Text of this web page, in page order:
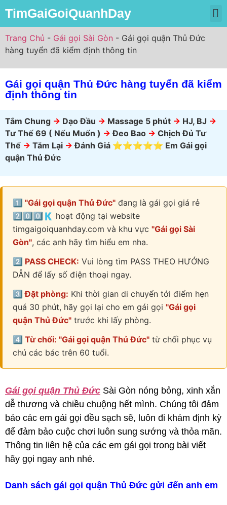
TimGaiGoiQuanhDay
Trang Chủ - Gái gọi Sài Gòn - Gái gọi quận Thủ Đức
hàng tuyển đã kiểm định thông tin
Gái gọi quận Thủ Đức hàng tuyển đã kiểm
định thông tin
Tắm Chung -> Dạo Đầu -> Massage 5 phút -> HJ, BJ ->
Tư Thế 69 ( Nếu Muốn ) -> Đeo Bao -> Chịch Đủ Tư
Thế -> Tắm Lại -> Đánh Giá ⭐⭐⭐⭐⭐ Em Gái gọi
quận Thủ Đức
1️⃣ "Gái gọi quận Thủ Đức" đang là gái gọi giá rẻ
2️⃣0️⃣0️⃣🇰 hoạt động tại website
timgaigoiquanhday.com và khu vực "Gái gọi Sài
Gòn", các anh hãy tìm hiểu em nha.
2️⃣ PASS CHECK: Vui lòng tìm PASS THEO HƯỚNG
DẪN để lấy số điện thoại ngay.
3️⃣ Đặt phòng: Khi thời gian di chuyển tới điểm hẹn
quá 30 phút, hãy gọi lại cho em gái gọi "Gái gọi
quận Thủ Đức" trước khi lấy phòng.
4️⃣ Từ chối: "Gái gọi quận Thủ Đức" từ chối phục vụ
chú các bác trên 60 tuổi.
Gái gọi quận Thủ Đức Sài Gòn nóng bỏng, xinh xắn
dễ thương và chiều chuộng hết mình. Chúng tôi đảm
bảo các em gái gọi đều sạch sẽ, luôn đi khám định kỳ
để đảm bảo cuộc chơi luôn sung sướng và thỏa mãn.
Thông tin liên hệ của các em gái gọi trong bài viết
hãy gọi ngay anh nhé.
Danh sách gái gọi quận Thủ Đức gửi đến anh em